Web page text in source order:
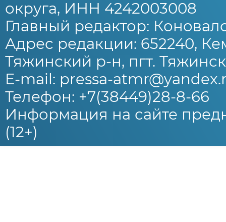
округа, ИНН 4242003008
Главный редактор:
Адрес редакции: 652240,
Тяжинский р-н, пгт.
E-mail: pressa-
Телефон: +7(38449)28-8-66
Информация на сайте
(12+)